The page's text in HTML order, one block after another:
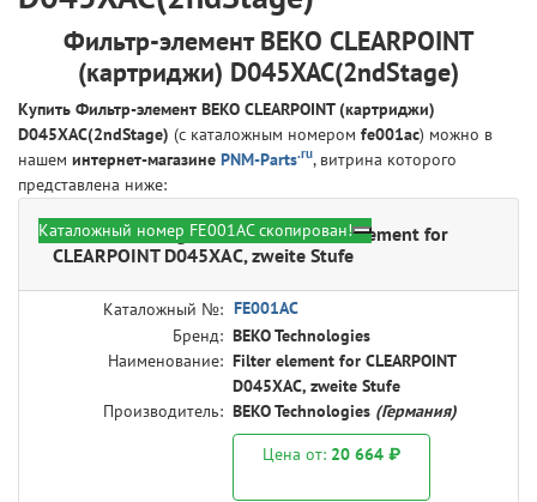
Фильтр-элемент BEKO CLEARPOINT
(картриджи) D045XAC(2ndStage)
Купить Фильтр-элемент BEKO CLEARPOINT (картриджи)
D045XAC(2ndStage) (с каталожным номером fe001ac) можно в
нашем интернет-магазине PNM-Parts.ru, витрина которого
представлена ниже:
BEKO Technologies FE001AC - Filter element for
CLEARPOINT D045XAC, zweite Stufe
Каталожный №: FE001AC
Бренд: BEKO Technologies
Наименование: Filter element for CLEARPOINT
D045XAC, zweite Stufe
Производитель: BEKO Technologies (Германия)
Цена от: 20 664 ₽
Каталожный номер FE001AC скопирован!